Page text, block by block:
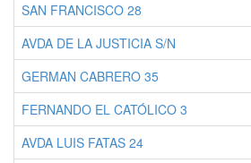
SAN FRANCISCO 28
AVDA DE LA JUSTICIA S/N
GERMAN CABRERO 35
FERNANDO EL CATÓLICO 3
AVDA LUIS FATAS 24